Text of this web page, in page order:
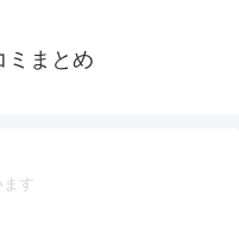
ミまとめ
す